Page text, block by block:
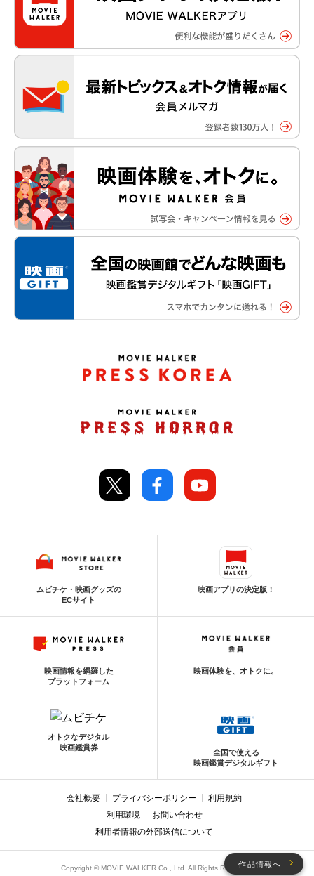
作品情報へ
ムビチケ・映画グッズの
ECサイト
映画アプリの決定版！
映画情報を網羅した
プラットフォーム
映画体験を、オトクに。
オトクなデジタル
映画鑑賞券
全国で使える
映画鑑賞デジタルギフト
会社概要 プライバシーポリシー
利用規約
利用環境
お問い合わせ
利用者情報の外部送信について
Copyright © MOVIE WALKER Co., Ltd. All Rights Reserved.